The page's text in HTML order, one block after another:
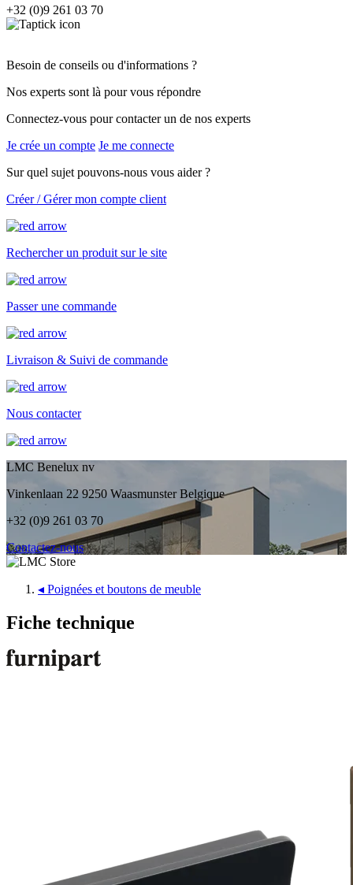
+32 (0)9 261 03 70
Besoin de conseils ou d'informations ?
Nos experts sont là pour vous répondre
Connectez-vous pour contacter un de nos experts
Je crée un compte Je me connecte
Sur quel sujet pouvons-nous vous aider ?
Créer / Gérer mon compte client
Rechercher un produit sur le site
Passer une commande
Livraison & Suivi de commande
Nous contacter
LMC Benelux nv
Vinkenlaan 22 9250 Waasmunster Belgique
+32 (0)9 261 03 70
Contactez-nous
◂ Poignées et boutons de meuble
Fiche technique